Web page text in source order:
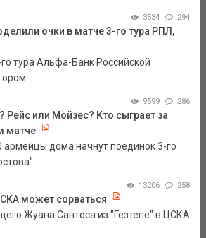
3534 294
очки в матче 3-го тура РПЛ,
тура Альфа-Банк Российской
...
9599 286
Рейс или Мойзес? Кто сыграет за
матче
армейцы дома начнут поединок 3-го
13206 258
может сорваться
Жуана Сантоса из "Гезтепе" в ЦСКА